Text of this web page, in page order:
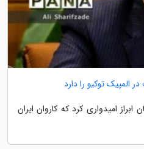
المپیک توکیو را دارد
امیدواری کرد که کاروان ایران